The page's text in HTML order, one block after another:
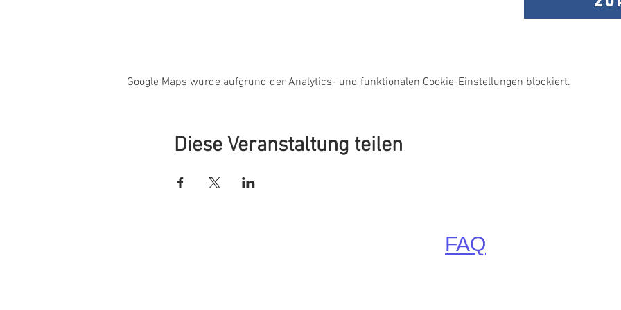
Google Maps wurde aufgrund der Analytics- und funktionalen Cookie-Einstellungen blockiert.
Diese Veranstaltung teilen
FAQ